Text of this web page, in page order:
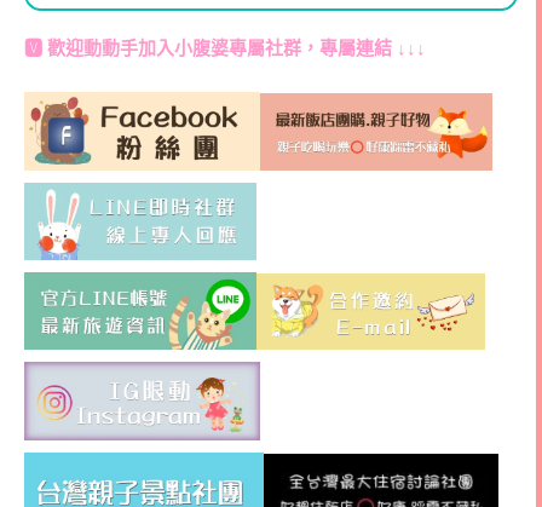
🆅 歡迎動動手加入小腹婆專屬社群 ，專屬連結 ↓↓↓